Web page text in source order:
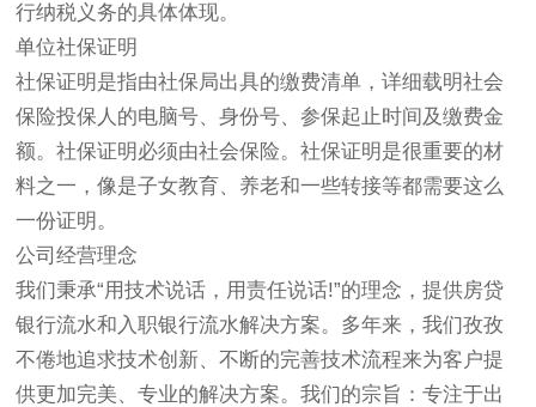
行纳税义务的具体体现。
单位社保证明
社保证明是指由社保局出具的缴费清单，详细载明社会
保险投保人的电脑号、身份号、参保起止时间及缴费金
额。社保证明必须由社会保险。社保证明是很重要的材
料之一，像是子女教育、养老和一些转接等都需要这么
一份证明。
公司经营理念
我们秉承“用技术说话，用责任说话!”的理念，提供房贷
银行流水和入职银行流水解决方案。多年来，我们孜孜
不倦地追求技术创新、不断的完善技术流程来为客户提
供更加完美、专业的解决方案。我们的宗旨：专注于出